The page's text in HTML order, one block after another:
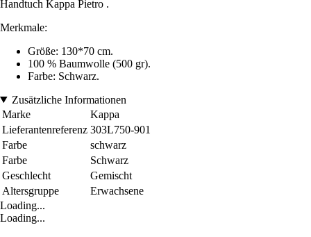
Handtuch Kappa Pietro .
Merkmale:
Größe: 130*70 cm.
100 % Baumwolle (500 gr).
Farbe: Schwarz.
Zusätzliche Informationen
Marke
Kappa
Lieferantenreferenz 303L750-901
Farbe
schwarz
Farbe
Schwarz
Geschlecht
Gemischt
Altersgruppe
Erwachsene
Loading...
Loading...